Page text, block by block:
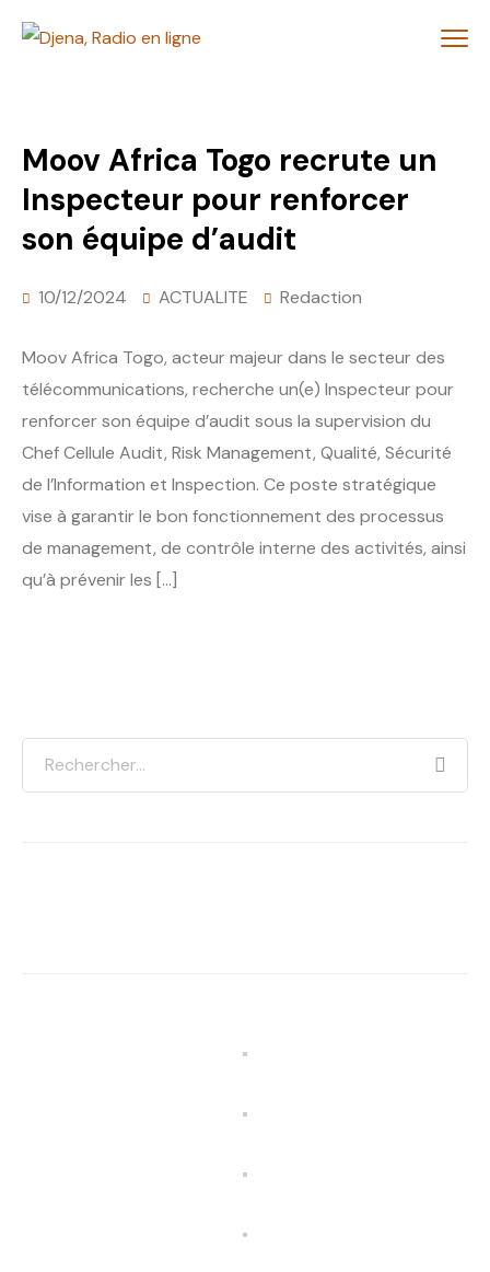
Moov Africa Togo recrute un
Inspecteur pour renforcer
son équipe d’audit
10/12/2024 ACTUALITE Redaction
Moov Africa Togo, acteur majeur dans le secteur des
télécommunications, recherche un(e) Inspecteur pour
renforcer son équipe d’audit sous la supervision du
Chef Cellule Audit, Risk Management, Qualité, Sécurité
de l’Information et Inspection. Ce poste stratégique
vise à garantir le bon fonctionnement des processus
de management, de contrôle interne des activités, ainsi
qu’à prévenir les […]